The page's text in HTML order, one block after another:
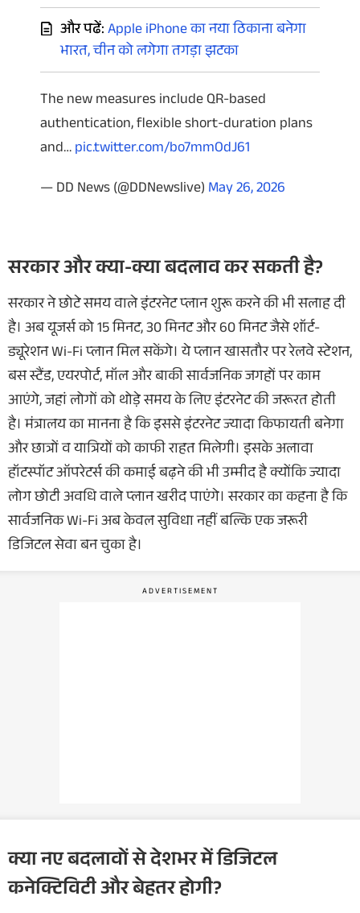
और पढें:Apple iPhone का नया ठिकाना बनेगा
भारत, चीन को लगेगा तगड़ा झटका
The new measures include QR-based
authentication, flexible short-duration plans
and…pic.twitter.com/bo7mmOdJ61
— DD News (@DDNewslive) May 26, 2026
सरकार और क्या-क्या बदलाव कर सकती है?
सरकार ने छोटे समय वाले इंटरनेट प्लान शुरू करने की भी सलाह दी
है। अब यूजर्स को 15 मिनट, 30 मिनट और 60 मिनट जैसे शॉर्ट-
ड्यूरेशन Wi-Fi प्लान मिल सकेंगे। ये प्लान खासतौर पर रेलवे स्टेशन,
बस स्टैंड, एयरपोर्ट, मॉल और बाकी सार्वजनिक जगहों पर काम
आएंगे, जहां लोगों को थोड़े समय के लिए इंटरनेट की जरूरत होती
है। मंत्रालय का मानना है कि इससे इंटरनेट ज्यादा किफायती बनेगा
और छात्रों व यात्रियों को काफी राहत मिलेगी। इसके अलावा
हॉटस्पॉट ऑपरेटर्स की कमाई बढ़ने की भी उम्मीद है क्योंकि ज्यादा
लोग छोटी अवधि वाले प्लान खरीद पाएंगे। सरकार का कहना है कि
सार्वजनिक Wi-Fi अब केवल सुविधा नहीं बल्कि एक जरूरी
डिजिटल सेवा बन चुका है।
क्या नए बदलावों से देशभर में डिजिटल
कनेक्टिविटी और बेहतर होगी?